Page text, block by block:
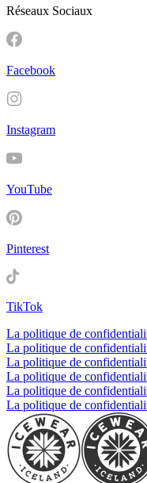
Réseaux Sociaux
Facebook
Instagram
YouTube
Pinterest
TikTok
La politique de
La politique de
La politique de
La politique de
La politique de
La politique de